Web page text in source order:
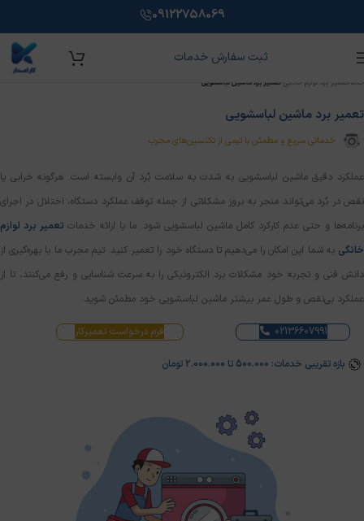
آموزش تعمیر برد لوازم خانگی
کارامدار شرکت تخصصی در حوزه آموزش، فروش و تعمیر برد
لوازم خانگی با هدف ارائه خدمات با کیفیت و آموزش‌ کاربردی برای
افراد علاقه‌مند به این حوزه می‌باشد.
اینجا کلیک کنید
ویژه اشتغال و مهاجرت
100% تضمینی همراه با مدرک فنی حرفه ای
09122758069
ثبت سفارش خدمات
خانه /تعمیر برد لوازم خانگی /تعمیر برد ماشین لباسشویی
تعمیر برد ماشین لباسشویی
خدماتی سریع و مطمئن با تیمی از تکنسین‌های مجرب
عملکرد دقیق ماشین لباسشویی به شدت به سلامت بُرد آن وابسته است. هرگونه خرابی یا
نقص در بُرد می‌تواند منجر به بروز مشکلاتی از جمله توقف عملکرد دستگاه، اختلال در اجرای
برنامه‌ها و حتی عدم کارکرد کامل ماشین لباسشویی شود. ما با ارائه خدمات تعمیر برد لوازم
خانگی به شما این امکان را می‌دهیم تا دستگاه خود را تعمیر کنید. تیم مجرب ما با بهره‌گیری از
دانش فنی و تجربه خود مشکلات برد الکترونیکی را به سرعت شناسایی و رفع می‌کنند، تا از
عملکرد بی‌نقص و طول عمر بیشتر ماشین لباسشویی خود مطمئن شوید.
02136607991 فرم درخواست تعمیرکار
بازه تقریبی خدمات: 500.000 تا 2.000.000 تومان